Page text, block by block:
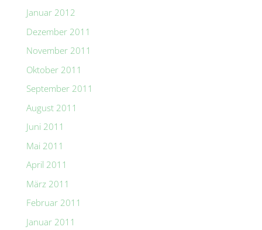
Januar 2012
Dezember 2011
November 2011
Oktober 2011
September 2011
August 2011
Juni 2011
Mai 2011
April 2011
März 2011
Februar 2011
Januar 2011